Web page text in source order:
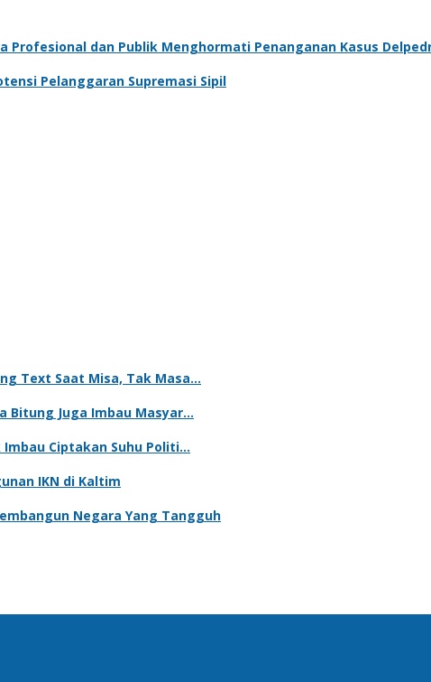
Profesional dan Publik Menghormati Penanganan Kasus
Pelanggaran Supremasi Sipil
Text Saat Misa, Tak Masa…
Bitung Juga Imbau Masyar…
Imbau Ciptakan Suhu Politi…
IKN di Kaltim
Negara Yang Tangguh